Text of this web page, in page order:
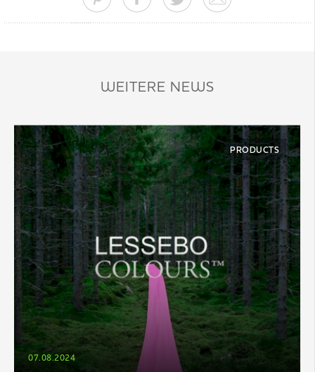
WEITERE NEWS
07.08.2024
PRODUCTS